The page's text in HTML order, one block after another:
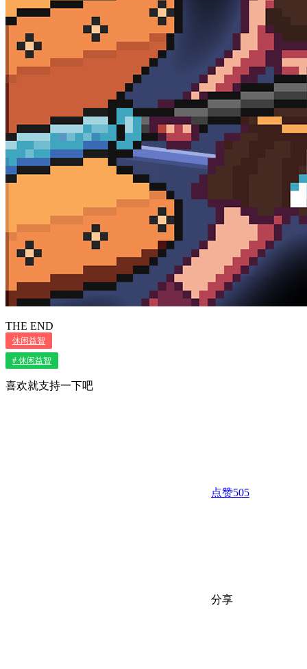
THE END
休闲益智
# 休闲益智
喜欢就支持一下吧
点赞505
分享